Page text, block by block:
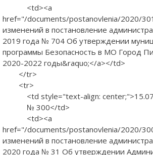
<td><a
href="/documents/postanovlenia/2020/
изменений в постановление
2019 года № 704 Об утверждении
программы Безопасность в МО Город
2020-2022 годы&raquo;</a></td>
</tr>
<tr>
<td style="text-align:
№ 300</td>
<td><a
href="/documents/postanovlenia/2020/
изменений в постановление
2020 года № 31 Об утверждении